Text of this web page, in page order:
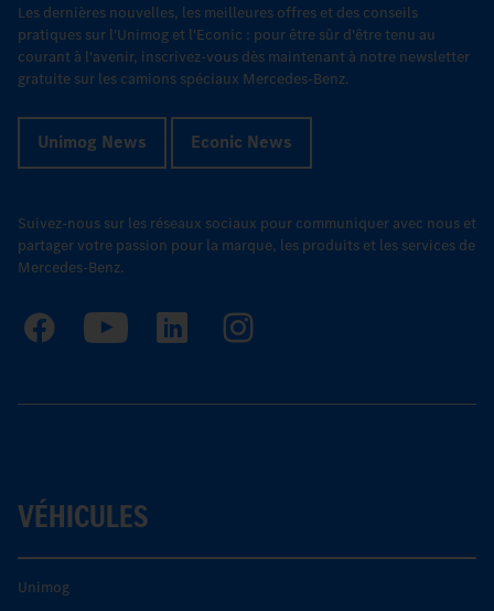
Les dernières nouvelles, les meilleures offres et des conseils
pratiques sur l'Unimog et l'Econic : pour être sûr d'être tenu au
courant à l'avenir, inscrivez-vous dès maintenant à notre newsletter
gratuite sur les camions spéciaux Mercedes-Benz.
Unimog News Econic News
Suivez-nous sur les réseaux sociaux pour communiquer avec nous et
partager votre passion pour la marque, les produits et les services de
Mercedes-Benz.
VÉHICULES
Unimog